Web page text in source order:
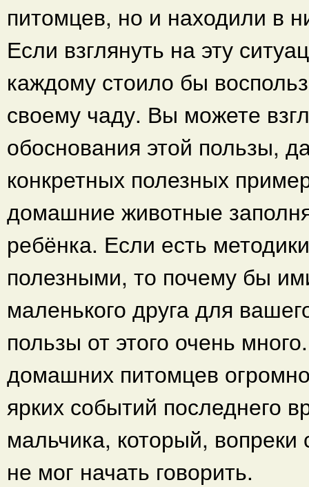
питомцев, но и находили в
Если взглянуть на эту
каждому стоило бы
своему чаду. Вы можете
обоснования этой пользы,
конкретных полезных
домашние животные
ребёнка. Если есть
полезными, то почему бы
маленького друга для
пользы от этого очень
домашних питомцев
ярких событий последнего
мальчика, который, вопреки
не мог начать говорить.